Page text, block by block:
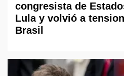
congresista de
Lula y volvió a
Brasil